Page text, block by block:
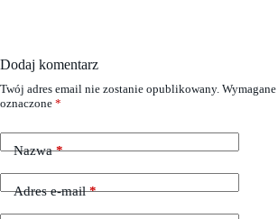
Dodaj komentarz
Twój adres email nie zostanie opublikowany.
oznaczone *
Nazwa*
Adres e-mail*